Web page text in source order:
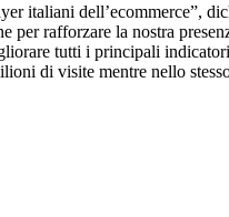
italiani dell’ecommerce”,
rafforzare la nostra
tutti i principali
di visite mentre nello